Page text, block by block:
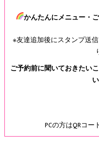
かんたんにメニュー・
※友達追加後にスタンプ送
ご予約前に聞いておきたい
い
PCの方はQRコ